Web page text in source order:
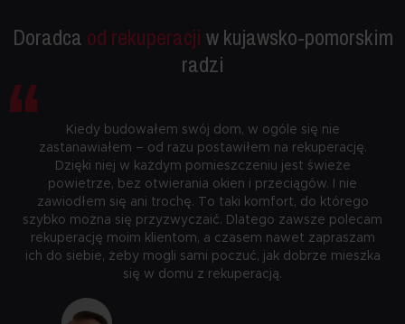
Doradca od rekuperacji w kujawsko-pomorskim
radzi
“
Kiedy budowałem swój dom, w ogóle się nie
zastanawiałem – od razu postawiłem na rekuperację.
Dzięki niej w każdym pomieszczeniu jest świeże
powietrze, bez otwierania okien i przeciągów. I nie
zawiodłem się ani trochę. To taki komfort, do którego
szybko można się przyzwyczaić. Dlatego zawsze polecam
rekuperację moim klientom, a czasem nawet zapraszam
ich do siebie, żeby mogli sami poczuć, jak dobrze mieszka
się w domu z rekuperacją.